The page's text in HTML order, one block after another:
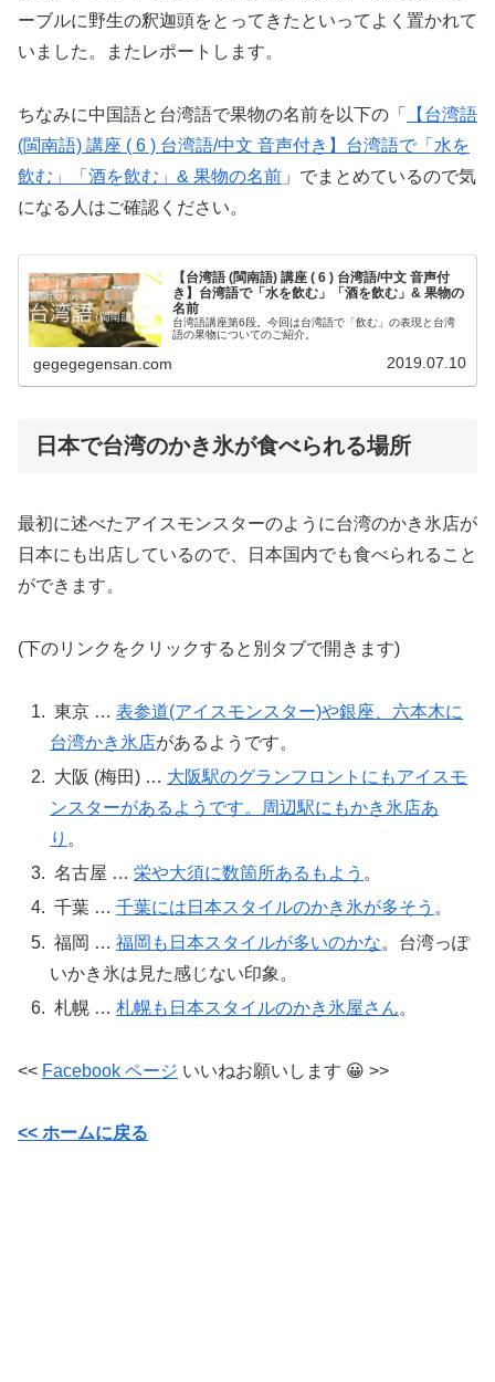
ーブルに野生の釈迦頭をとってきたといってよく置かれて
いました。またレポートします。
ちなみに中国語と台湾語で果物の名前を以下の「
【台湾語
(閩南語) 講座 ( 6 ) 台湾語/中文 音声付き】台湾語で「水を
飲む」「酒を飲む」& 果物の名前 」でまとめているので気
になる人はご確認ください。
【台湾語 (閩南語) 講座 ( 6 ) 台湾語/中文 音声付
き】台湾語で「水を飲む」「酒を飲む」& 果物の
名前
台湾語講座第6段。今回は台湾語で「飲む」の表現と台湾
語の果物についてのご紹介。
gegegegensan.com 2019.07.10
日本で台湾のかき氷が食べられる場所
最初に述べたアイスモンスターのように台湾のかき氷店が
日本にも出店しているので、日本国内でも食べられること
ができます。
(下のリンクをクリックすると別タブで開きます)
東京 …表参道(アイスモンスター)や銀座、六本木に
台湾かき氷店があるようです。
大阪 (梅田) … 大阪駅のグランフロントにもアイスモ
ンスターがあるようです。周辺駅にもかき氷店あ
り 。
名古屋 …栄や大須に数箇所あるもよう 。
千葉 …千葉には日本スタイルのかき氷が多そう 。
福岡 …福岡も日本スタイルが多いのかな。台湾っぽ
いかき氷は見た感じない印象。
札幌 …札幌も日本スタイルのかき氷屋さん。
<< Facebook ページ いいねお願いします 😀 >>
<< ホームに戻る